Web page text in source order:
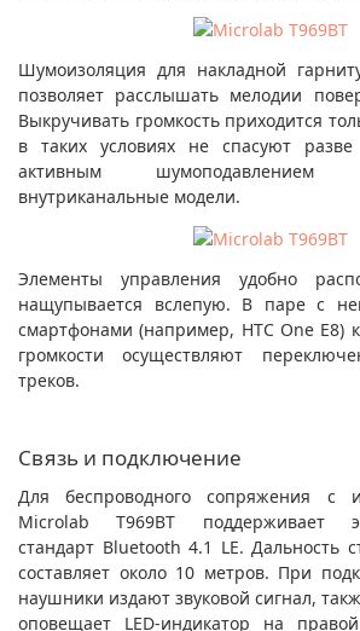
Шумоизоляция для накладной
позволяет расслышать мелодии
Выкручивать громкость приходится
в таких условиях не спасуют
активным
внутриканальные модели.
Элементы управления удобно
нащупывается вслепую. В паре с
смартфонами (например, HTC One E8)
громкости осуществляют
треков.
Связь и подключение
Для беспроводного сопряжения с
Microlab T969BT поддерживает
стандарт Bluetooth 4.1 LE. Дальность
составляет около 10 метров. При
наушники издают звуковой сигнал,
оповещает LED-индикатор на